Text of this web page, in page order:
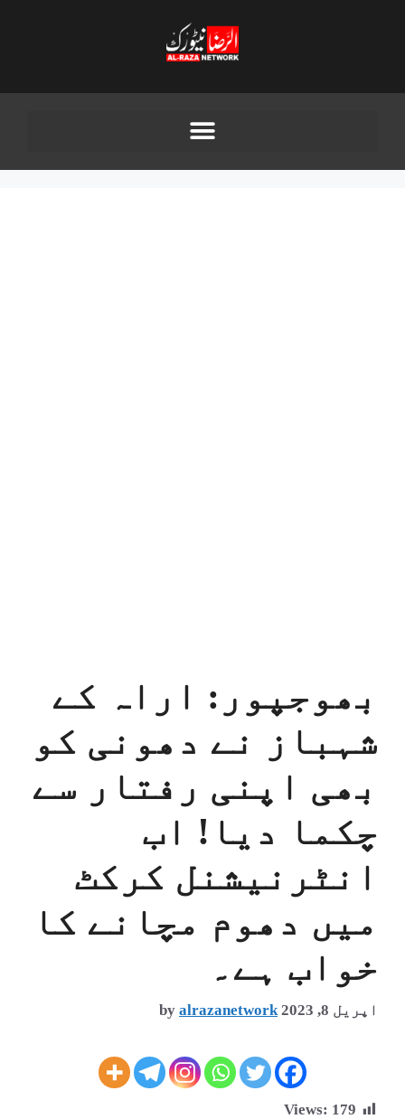
بھوجپور: اراہ کے
شہباز نے دھونی کو
بھی اپنی رفتار سے
چکما دیا! اب
انٹرنیشنل کرکٹ
میں دھوم مچانے کا
خواب ہے۔
اپریل 8, 2023 by alrazanetwork
Views: 179